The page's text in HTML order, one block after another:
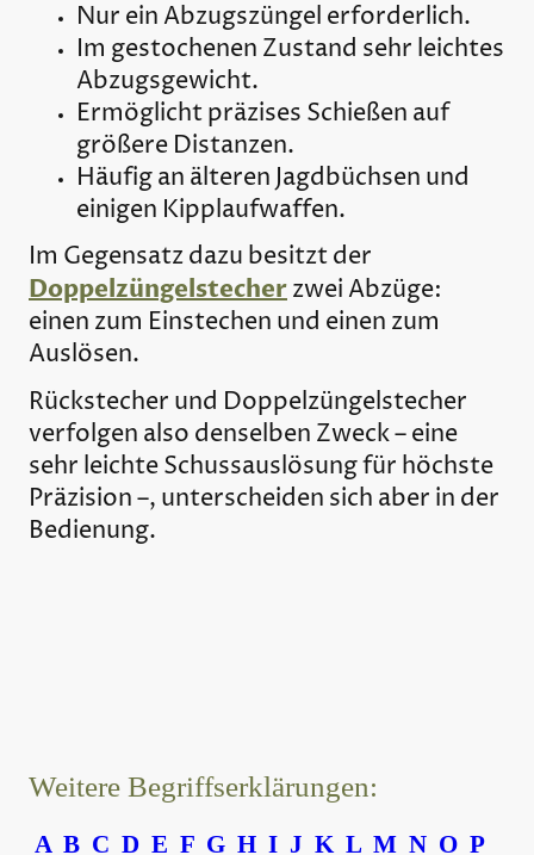
Nur ein Abzugszüngel erforderlich.
Im gestochenen Zustand sehr leichtes
Abzugsgewicht.
Ermöglicht präzises Schießen auf
größere Distanzen.
Häufig an älteren Jagdbüchsen und
einigen Kipplaufwaffen.
Im Gegensatz dazu besitzt der
Doppelzüngelstecherzwei Abzüge:
einen zum Einstechen und einen zum
Auslösen.
Rückstecher und Doppelzüngelstecher
verfolgen also denselben Zweck – eine
sehr leichte Schussauslösung für höchste
Präzision –, unterscheiden sich aber in der
Bedienung.
Weitere Begriffserklärungen:
A B C D E F G H I J K L M N O P